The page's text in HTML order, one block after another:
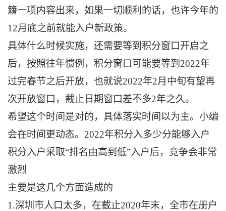
籍一项内容出来，如果一切顺利的话，也许今年的
12月底之前就能入户新政策。
具体什么时候实施，还需要等到积分窗口开启之
后，按照往年惯例，积分窗口可能要等到2022年
过完春节之后开放，也就说2022年2月中旬有望再
次开放窗口，截止日期窗口差不多2年之久。
希望这个时间是对的，具体落实时间以为主。小编
会在时间更动态。2022年积分入多少分能够入户
积分入户采取“排名由高到低”入户后，竞争会非常
激烈
主要是这几个方面造成的
1.深圳市人口太多，在截止2020年末，全市在册户